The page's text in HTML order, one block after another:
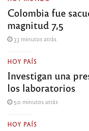
Colombia fue
magnitud 7,5
33 minutos atrás
HOY PAÍS
Investigan una
los laboratorios
50 minutos atrás
HOY PAÍS